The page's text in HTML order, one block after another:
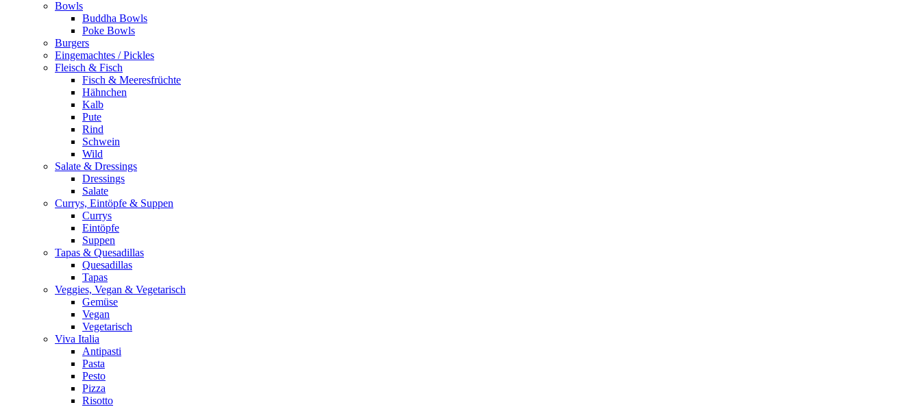
Bowls
Buddha Bowls
Poke Bowls
Burgers
Eingemachtes / Pickles
Fleisch & Fisch
Fisch & Meeresfrüchte
Hähnchen
Kalb
Pute
Rind
Schwein
Wild
Salate & Dressings
Dressings
Salate
Currys, Eintöpfe & Suppen
Currys
Eintöpfe
Suppen
Tapas & Quesadillas
Quesadillas
Tapas
Veggies, Vegan & Vegetarisch
Gemüse
Vegan
Vegetarisch
Viva Italia
Antipasti
Pasta
Pesto
Pizza
Risotto